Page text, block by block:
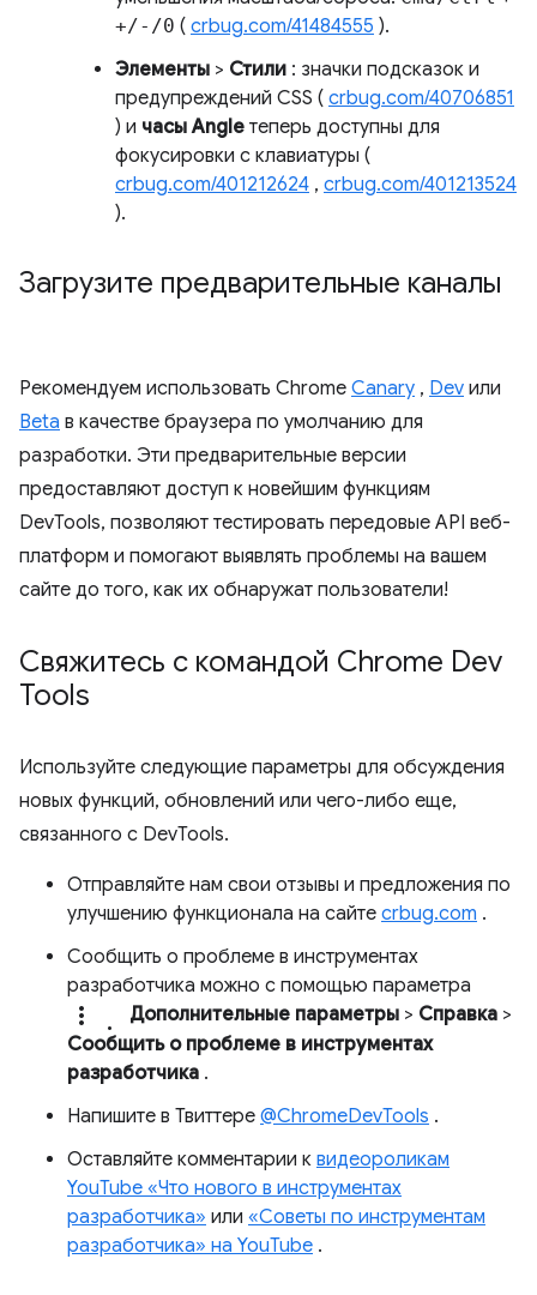
+/-/0 ( crbug.com/41484555 ).
Элементы > Стили : значки подсказок и
предупреждений CSS ( crbug.com/40706851
) и часы Angle теперь доступны для
фокусировки с клавиатуры (
crbug.com/401212624 , crbug.com/401213524
).
Загрузите предварительные каналы
Рекомендуем использовать Chrome Canary , Dev или
Beta в качестве браузера по умолчанию для
разработки. Эти предварительные версии
предоставляют доступ к новейшим функциям
DevTools, позволяют тестировать передовые API веб-
платформ и помогают выявлять проблемы на вашем
сайте до того, как их обнаружат пользователи!
Свяжитесь с командой Chrome Dev
Tools
Используйте следующие параметры для обсуждения
новых функций, обновлений или чего-либо еще,
связанного с DevTools.
Отправляйте нам свои отзывы и предложения по
улучшению функционала на сайте crbug.com .
Сообщить о проблеме в инструментах
разработчика можно с помощью параметра
more_vert. Дополнительные параметры > Справка >
Сообщить о проблеме в инструментах
разработчика .
Напишите в Твиттере @ChromeDevTools .
Оставляйте комментарии к видеороликам
YouTube «Что нового в инструментах
разработчика» или «Советы по инструментам
разработчика» на YouTube .